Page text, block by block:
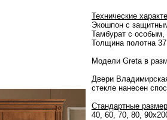
Технические
Экошпон с
Тамбурат с
Толщина полотна
Модели Greta в
Двери
стекле нанесен
Стандартные
40, 60, 70, 80,